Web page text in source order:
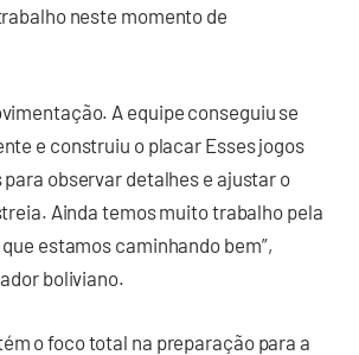
neste momento de
A equipe conseguiu se
e construiu o placar Esses jogos
observar detalhes e ajustar o
Ainda temos muito trabalho pela
estamos caminhando bem”,
boliviano.
o foco total na preparação para a